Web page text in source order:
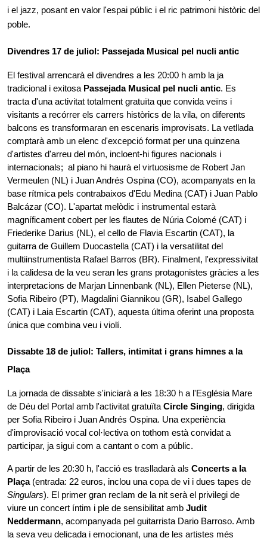
i el jazz, posant en valor l'espai públic i el ric patrimoni històric del
poble.
Divendres 17 de juliol: Passejada Musical pel nucli antic
El festival arrencarà el divendres a les 20:00 h amb la ja
tradicional i exitosa Passejada Musical pel nucli antic. Es
tracta d'una activitat totalment gratuïta que convida veïns i
visitants a recórrer els carrers històrics de la vila, on diferents
balcons es transformaran en escenaris improvisats. La vetllada
comptarà amb un elenc d'excepció format per una quinzena
d'artistes d'arreu del món, incloent-hi figures nacionals i
internacionals;  al piano hi haurà el virtuosisme de Robert Jan
Vermeulen (NL) i Juan Andrés Ospina (CO), acompanyats en la
base rítmica pels contrabaixos d'Edu Medina (CAT) i Juan Pablo
Balcázar (CO). L'apartat melòdic i instrumental estarà
magníficament cobert per les flautes de Núria Colomé (CAT) i
Friederike Darius (NL), el cello de Flavia Escartin (CAT), la
guitarra de Guillem Duocastella (CAT) i la versatilitat del
multiinstrumentista Rafael Barros (BR). Finalment, l'expressivitat
i la calidesa de la veu seran les grans protagonistes gràcies a les
interpretacions de Marjan Linnenbank (NL), Ellen Pieterse (NL),
Sofia Ribeiro (PT), Magdalini Giannikou (GR), Isabel Gallego
(CAT) i Laia Escartin (CAT), aquesta última oferint una proposta
única que combina veu i violí.
Dissabte 18 de juliol: Tallers, intimitat i grans himnes a la
Plaça
La jornada de dissabte s'iniciarà a les 18:30 h a l'Església Mare
de Déu del Portal amb l'activitat gratuïta Circle Singing, dirigida
per Sofia Ribeiro i Juan Andrés Ospina. Una experiència
d'improvisació vocal col·lectiva on tothom està convidat a
participar, ja sigui com a cantant o com a públic.
A partir de les 20:30 h, l'acció es traslladarà als Concerts a la
Plaça
Singulars). El primer gran reclam de la nit serà el privilegi de
viure un concert íntim i ple de sensibilitat amb Judit
Neddermann, acompanyada pel guitarrista Dario Barroso. Amb
la seva veu delicada i emocionant, una de les artistes més